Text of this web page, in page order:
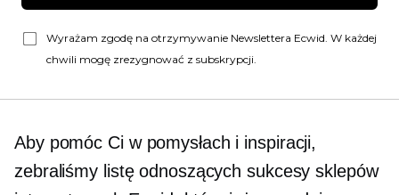
Wyrażam zgodę na otrzymywanie Newslettera Ecwid. W każdej
chwili mogę zrezygnować z subskrypcji.
Aby pomóc Ci w pomysłach i inspiracji,
zebraliśmy listę odnoszących sukcesy sklepów